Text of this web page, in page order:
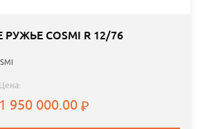
COSMI R 12/76
Цена:
1 950 000.00